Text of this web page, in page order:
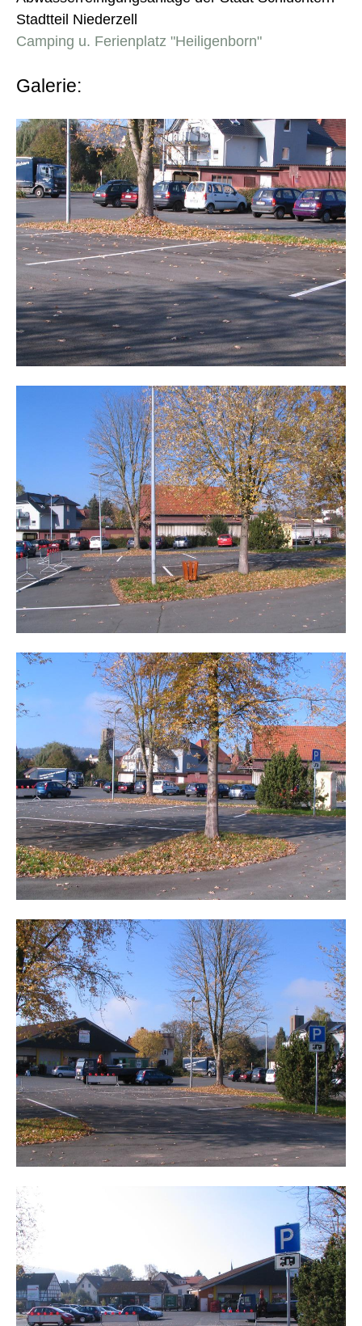
Stadtteil Niederzell
Camping u. Ferienplatz "Heiligenborn"
Galerie: